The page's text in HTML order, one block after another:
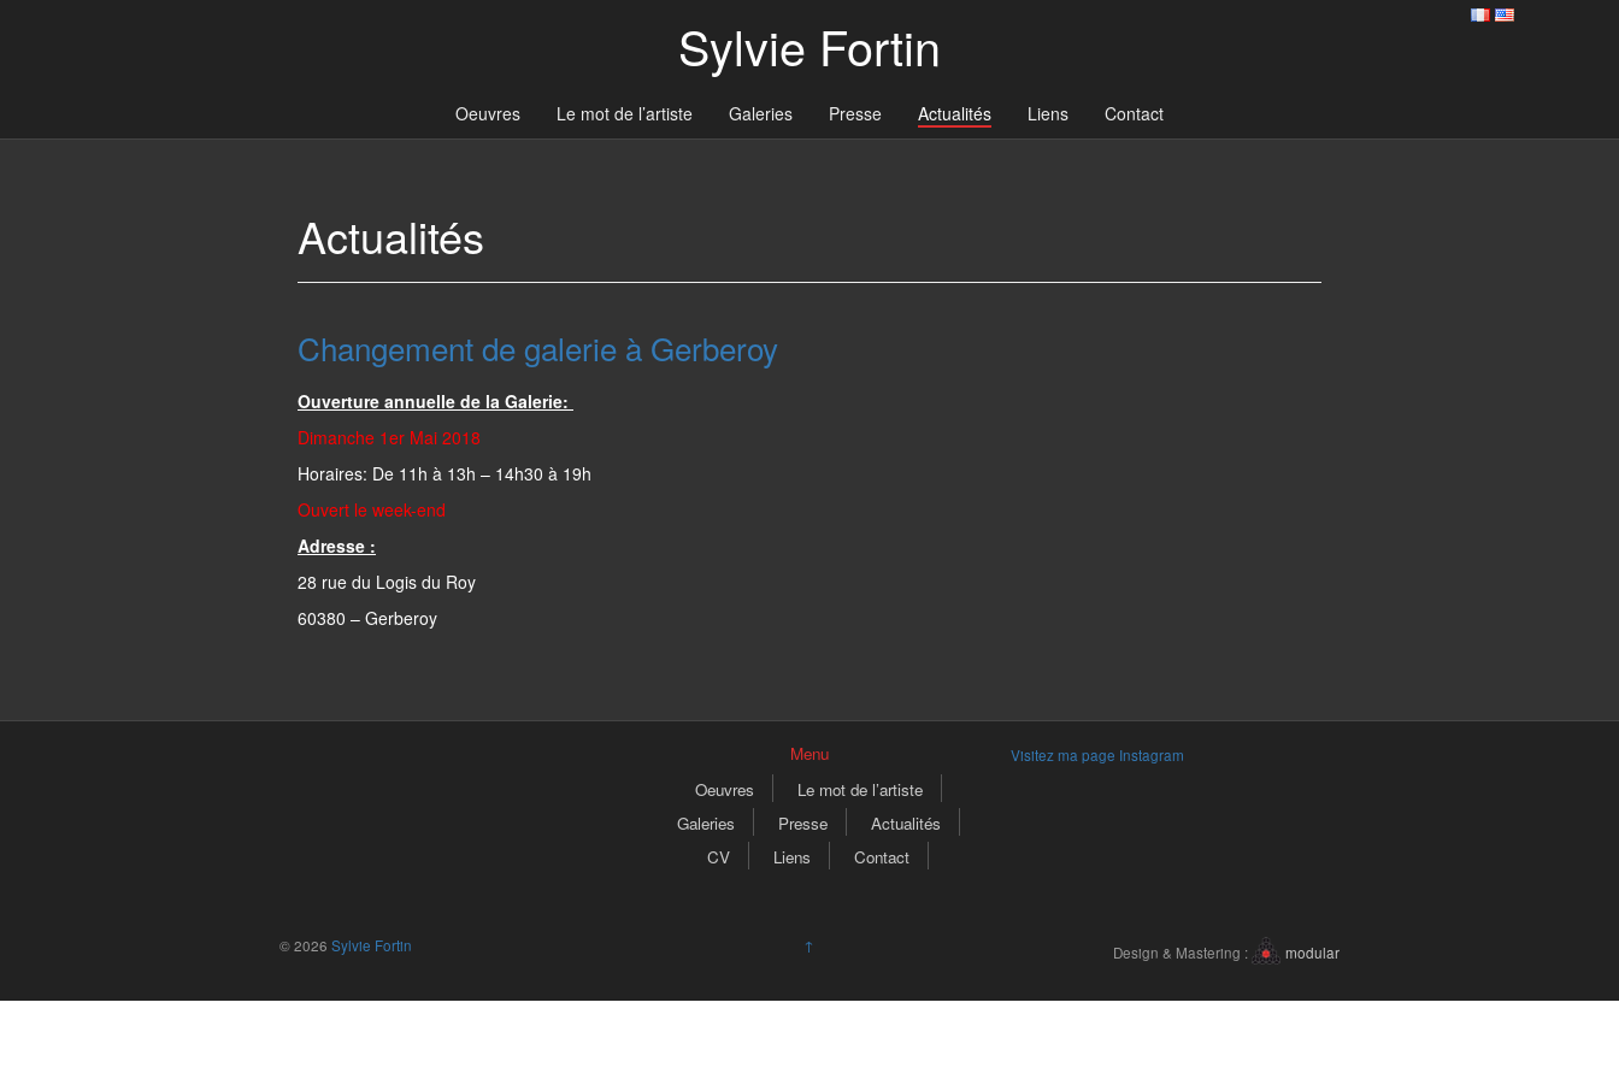
Sylvie Fortin
Oeuvres Le mot de l’artiste Galeries Presse Actualités Liens Contact
Actualités
Changement de galerie à Gerberoy
Ouverture annuelle de la Galerie:
Dimanche 1er Mai 2018
Horaires: De 11h à 13h – 14h30 à 19h
Ouvert le week-end
Adresse :
28 rue du Logis du Roy
60380 – Gerberoy
Menu
Oeuvres
Le mot de l’artiste
Galeries
Presse
Actualités
CV
Liens Contact
Visitez ma page Instagram
© 2026 Sylvie Fortin Design & Mastering : modular
↑